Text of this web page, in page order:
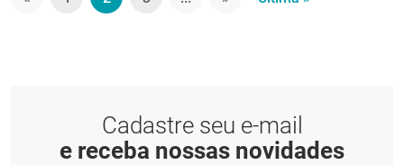
Cadastre seu e-mail
e receba nossas novidades